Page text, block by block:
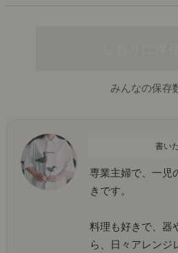
みんなの保存
専業主婦で、一児
きです。
料理も好きで、器
ら、日々アレンジ